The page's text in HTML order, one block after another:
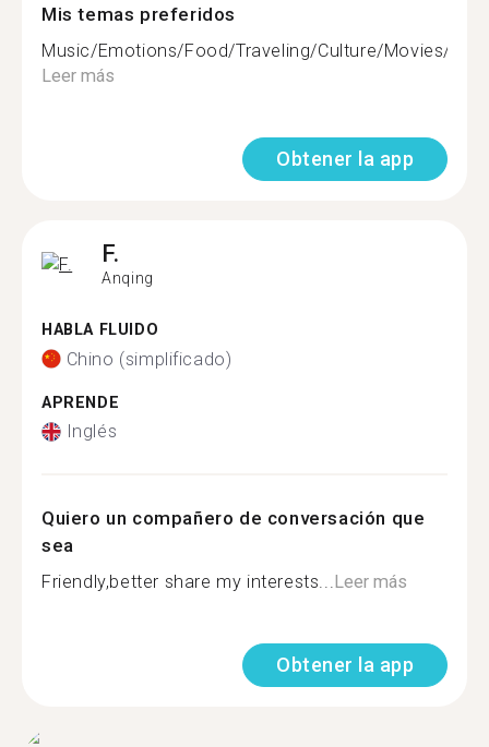
Mis temas preferidos
Music/Emotions/Food/Traveling/Culture/Movies/
Leer más
Obtener la app
F.
Anqing
HABLA FLUIDO
Chino (simplificado)
APRENDE
Inglés
Quiero un compañero de conversación que
sea
Friendly,better share my interests...Leer más
Obtener la app